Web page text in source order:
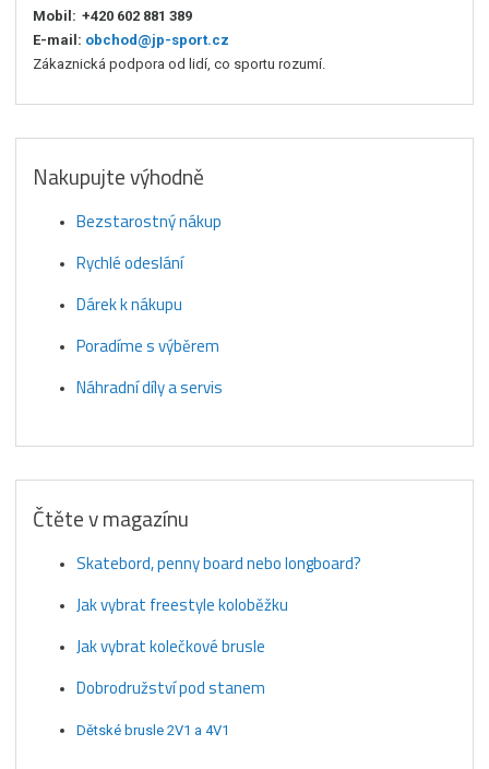
Mobil: +420 602 881 389
E-mail: obchod@jp-sport.cz
Zákaznická podpora od lidí, co sportu rozumí.
Nakupujte výhodně
Bezstarostný nákup
Rychlé odeslání
Dárek k nákupu
Poradíme s výběrem
Náhradní díly a servis
Čtěte v magazínu
Skatebord, penny board nebo longboard?
Jak vybrat freestyle koloběžku
Jak vybrat kolečkové brusle
Dobrodružství pod stanem
Dětské brusle 2V1 a 4V1